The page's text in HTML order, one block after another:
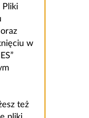
Pliki
w
też